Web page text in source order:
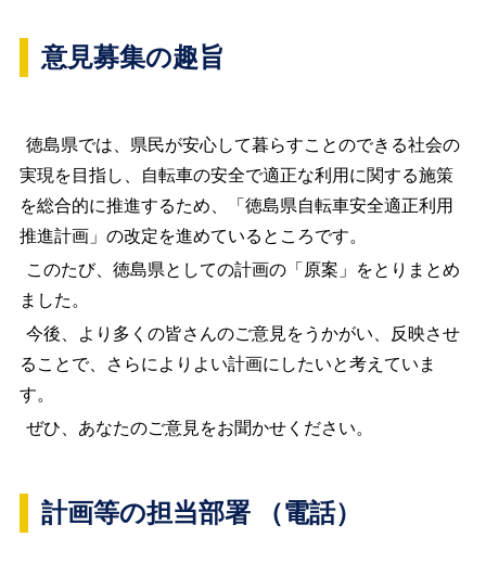
意見募集の趣旨
徳島県では、県民が安心して暮らすことのできる社会の
実現を目指し、自転車の安全で適正な利用に関する施策
を総合的に推進するため、「徳島県自転車安全適正利用
推進計画」の改定を進めているところです。
このたび、徳島県としての計画の「原案」をとりまとめ
ました。
今後、より多くの皆さんのご意見をうかがい、反映させ
ることで、さらによりよい計画にしたいと考えていま
す。
ぜひ、あなたのご意見をお聞かせください。
計画等の担当部署 （電話）